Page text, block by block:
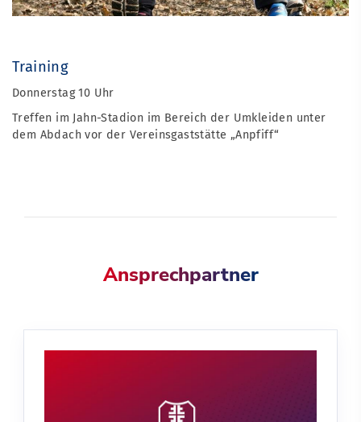
Training
Donnerstag 10 Uhr
Treffen im Jahn-Stadion im Bereich der Umkleiden unter
dem Abdach vor der Vereinsgaststätte „Anpfiff“
Ansprechpartner